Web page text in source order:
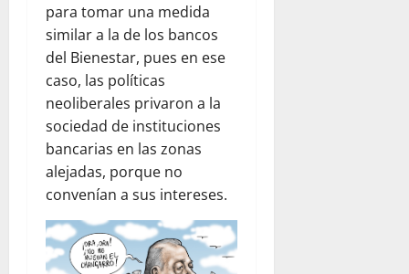
para tomar una medida
similar a la de los bancos
del Bienestar, pues en ese
caso, las políticas
neoliberales privaron a la
sociedad de instituciones
bancarias en las zonas
alejadas, porque no
convenían a sus intereses.